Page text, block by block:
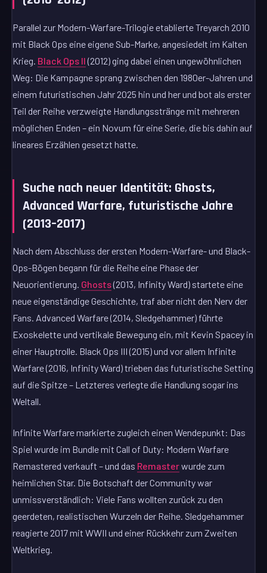
Parallel zur Modern-Warfare-Trilogie etablierte Treyarch 2010
mit Black Ops eine eigene Sub-Marke, angesiedelt im Kalten
Krieg. Black Ops II(2012) ging dabei einen ungewöhnlichen
Weg: Die Kampagne sprang zwischen den 1980er-Jahren und
einem futuristischen Jahr 2025 hin und her und bot als erster
Teil der Reihe verzweigte Handlungsstränge mit mehreren
möglichen Enden – ein Novum für eine Serie, die bis dahin auf
lineares Erzählen gesetzt hatte.
Suche nach neuer Identität: Ghosts,
Advanced Warfare, futuristische Jahre
(2013–2017)
Nach dem Abschluss der ersten Modern-Warfare- und Black-
Ops-Bögen begann für die Reihe eine Phase der
Neuorientierung. Ghosts(2013, Infinity Ward) startete eine
neue eigenständige Geschichte, traf aber nicht den Nerv der
Fans. Advanced Warfare (2014, Sledgehammer) führte
Exoskelette und vertikale Bewegung ein, mit Kevin Spacey in
einer Hauptrolle. Black Ops III (2015) und vor allem Infinite
Warfare (2016, Infinity Ward) trieben das futuristische Setting
auf die Spitze – Letzteres verlegte die Handlung sogar ins
Weltall.
Infinite Warfare markierte zugleich einen Wendepunkt: Das
Spiel wurde im Bundle mit Call of Duty: Modern Warfare
Remastered verkauft – und das Remasterwurde zum
heimlichen Star. Die Botschaft der Community war
unmissverständlich: Viele Fans wollten zurück zu den
geerdeten, realistischen Wurzeln der Reihe. Sledgehammer
reagierte 2017 mit WWII und einer Rückkehr zum Zweiten
Weltkrieg.